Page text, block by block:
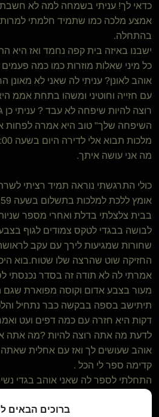
כדאי לך! עניתי בשמחה למה לא חשבתי
אמצע מלכה כמו שתמיד חלמתי
בהתחלה.
ישבנו באיזה בית קפה נחמד ואז היא
כל מיני שאלות מוזרות כמו כמה
אוהב לאונן? עניתי לה שאני לא מאונן
עם חזייה וחוטיני ומשהו בתחת אממ
רוצה להיות שיפחה לא עבד ? עניתי
השיפחה שלך" טוב היא אמרה לפחות
מה אני עושה איתך.
כולי התרגשתי נוראה תמיד רציתי
בבית צלצלתי בדלת ואחרי מספר
לבושה בבגדי לטקס צמודים לגוף
שחורות שמגיעות לירך עם עקב
החזיקה שוט שהרצה שלו שטוח.בוא
אמרתי לה לא תודה זה בסדר נכנסתי
מעור בצבע אדום וקוסה מפוארת שגם
תיתישב בספה בבקשה כבר נתחיל
דקות היא חזרה עם כמה דפים ועט
לדעת מה אתה רוצה להיות ?מה אתה
אוהב שעושים לך ואז עם אחלית
קדימה ספר לי הכל .
התחלתי לספר לה שאני אוהב בגדי
ושהפנטיזה שלי זה לנעול מגפים כמו
בקיצור ניראה לי שדיברתי שם איזה
ברוכים הבאים